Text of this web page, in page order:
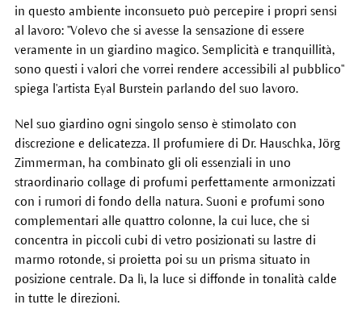
in questo ambiente inconsueto può percepire i propri sensi
al lavoro: "Volevo che si avesse la sensazione di essere
veramente in un giardino magico. Semplicità e tranquillità,
sono questi i valori che vorrei rendere accessibili al pubblico"
spiega l'artista Eyal Burstein parlando del suo lavoro.
Nel suo giardino ogni singolo senso è stimolato con
discrezione e delicatezza. Il profumiere di Dr. Hauschka, Jörg
Zimmerman, ha combinato gli oli essenziali in uno
straordinario collage di profumi perfettamente armonizzati
con i rumori di fondo della natura. Suoni e profumi sono
complementari alle quattro colonne, la cui luce, che si
concentra in piccoli cubi di vetro posizionati su lastre di
marmo rotonde, si proietta poi su un prisma situato in
posizione centrale. Da lì, la luce si diffonde in tonalità calde
in tutte le direzioni.